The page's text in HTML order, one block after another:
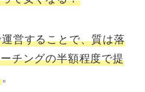
営することで、質は落
チングの半額程度で提
。